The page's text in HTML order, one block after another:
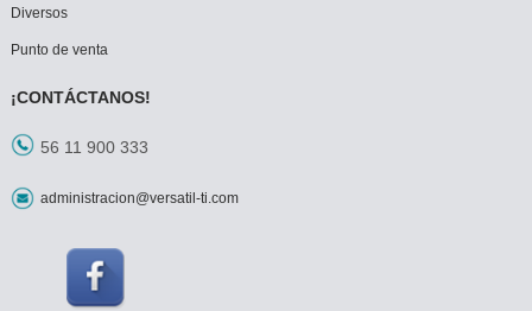
Diversos
Punto de venta
¡CONTÁCTANOS!
56 11 900 333
administracion@versatil-ti.com